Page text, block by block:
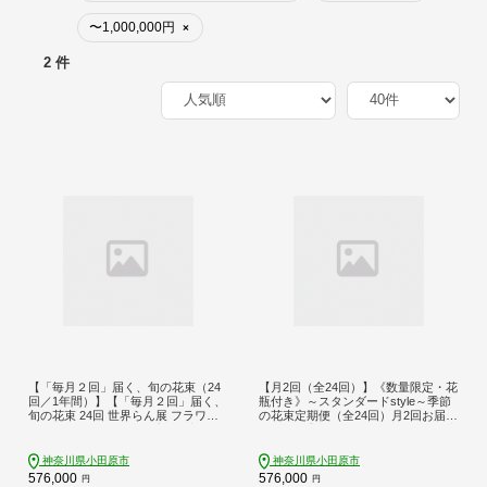
〜1,000,000円 ×
2 件
【「毎月２回」届く、旬の花束（24
回／1年間）】【「毎月２回」届く、
旬の花束 24回 世界らん展 フラワー
１年間届く花束 フラワーライフ 神奈
川県 小田原市 】
神奈川県小田原市
576,000 円
【月2回（全24回）】《数量限定・花
瓶付き》～スタンダードstyle～季節
の花束定期便（全24回）月2回お届け
神奈川県小田原市
576,000 円